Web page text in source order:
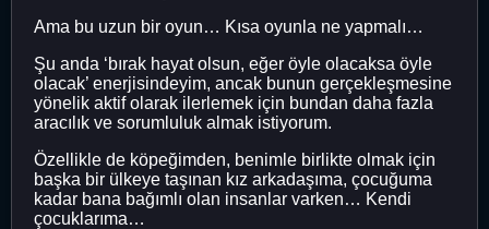
Ama bu uzun bir oyun… Kısa oyunla ne yapmalı…
Şu anda ‘bırak hayat olsun, eğer öyle olacaksa öyle
olacak’ enerjisindeyim, ancak bunun gerçekleşmesine
yönelik aktif olarak ilerlemek için bundan daha fazla
aracılık ve sorumluluk almak istiyorum.
Özellikle de köpeğimden, benimle birlikte olmak için
başka bir ülkeye taşınan kız arkadaşıma, çocuğuma
kadar bana bağımlı olan insanlar varken… Kendi
çocuklarıma…